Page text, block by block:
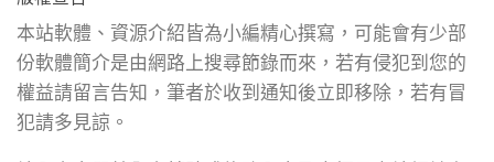
本站軟體、資源介紹皆為小編精心撰寫，可能會有少部
份軟體簡介是由網路上搜尋節錄而來，若有侵犯到您的
權益請留言告知，筆者於收到通知後立即移除，若有冒
犯請多見諒。